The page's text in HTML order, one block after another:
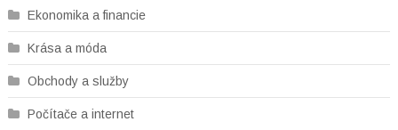
Ekonomika a financie
Krása a móda
Obchody a služby
Počítače a internet